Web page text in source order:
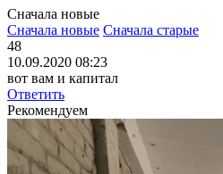
Сначала новые
Сначала новые Сначала старые
48
10.09.2020 08:23
вот вам и капитал
Ответить
Рекомендуем